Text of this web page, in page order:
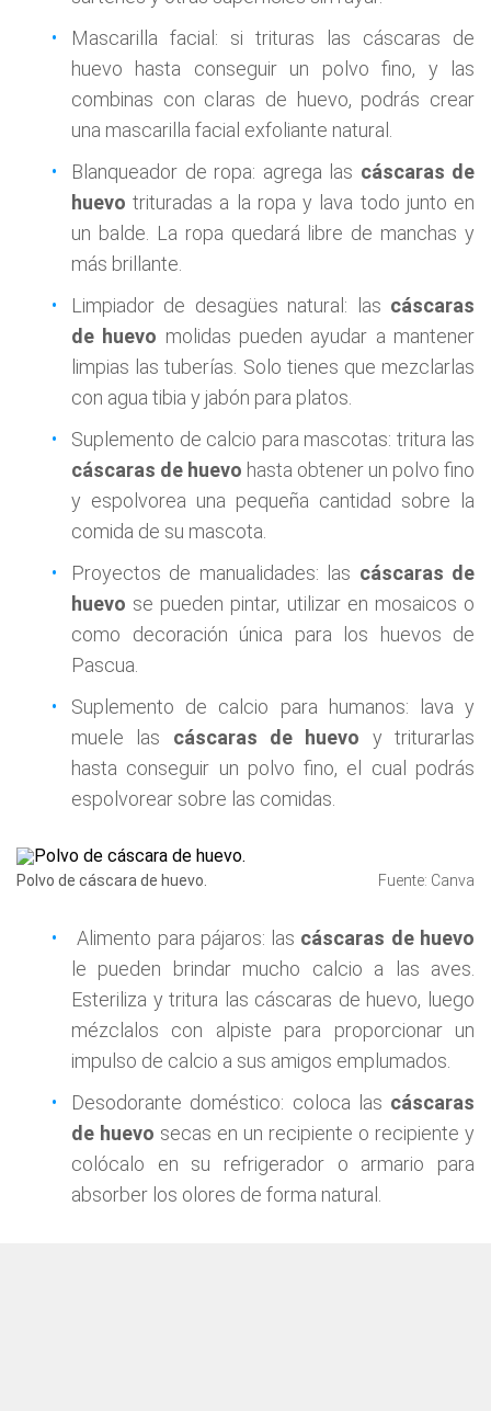
Mascarilla facial: si trituras las cáscaras de
huevo hasta conseguir un polvo fino, y las
combinas con claras de huevo, podrás crear
una mascarilla facial exfoliante natural.
Blanqueador de ropa: agrega las cáscaras de
huevo trituradas a la ropa y lava todo junto en
un balde. La ropa quedará libre de manchas y
más brillante.
Limpiador de desagües natural: las cáscaras
de huevo molidas pueden ayudar a mantener
limpias las tuberías. Solo tienes que mezclarlas
con agua tibia y jabón para platos.
Suplemento de calcio para mascotas: tritura las
cáscaras de huevo hasta obtener un polvo fino
y espolvorea una pequeña cantidad sobre la
comida de su mascota.
Proyectos de manualidades: las cáscaras de
huevo se pueden pintar, utilizar en mosaicos o
como decoración única para los huevos de
Pascua.
Suplemento de calcio para humanos: lava y
muele las cáscaras de huevo y triturarlas
hasta conseguir un polvo fino, el cual podrás
espolvorear sobre las comidas.
Polvo de cáscara de huevo. Fuente: Canva
Alimento para pájaros: las cáscaras de huevo
le pueden brindar mucho calcio a las aves.
Esteriliza y tritura las cáscaras de huevo, luego
mézclalos con alpiste para proporcionar un
impulso de calcio a sus amigos emplumados.
Desodorante doméstico: coloca las cáscaras
de huevo secas en un recipiente o recipiente y
colócalo en su refrigerador o armario para
absorber los olores de forma natural.